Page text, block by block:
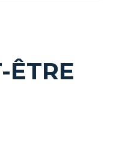
ÊTRE
:
produit